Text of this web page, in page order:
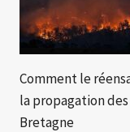
Comment le
la propagation
Bretagne